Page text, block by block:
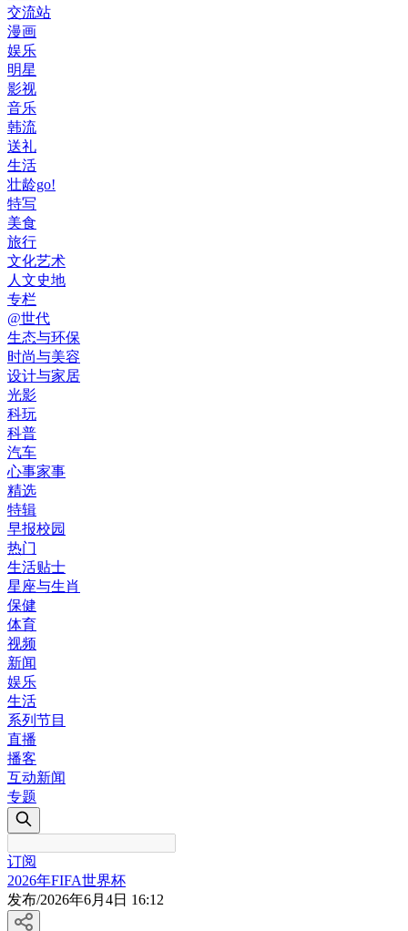
交流站
漫画
娱乐
明星
影视
音乐
韩流
送礼
生活
壮龄go!
特写
美食
旅行
文化艺术
人文史地
专栏
@世代
生态与环保
时尚与美容
设计与家居
光影
科玩
科普
汽车
心事家事
精选
特辑
早报校园
热门
生活贴士
星座与生肖
保健
体育
视频
新闻
娱乐
生活
系列节目
直播
播客
互动新闻
专题
订阅
2026年FIFA世界杯
发布/2026年6月4日 16:12